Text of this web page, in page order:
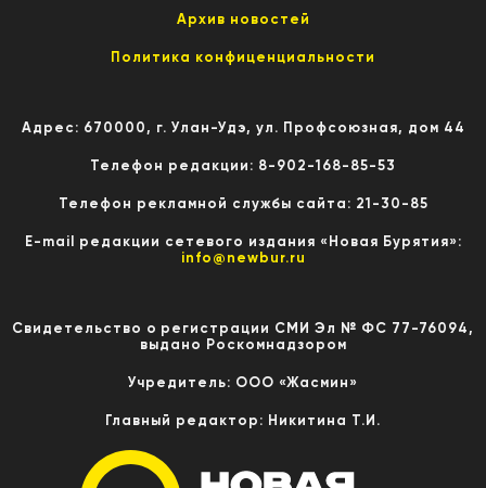
Архив новостей
Политика конфиценциальности
Адрес: 670000, г. Улан-Удэ, ул. Профсоюзная, дом 44
Телефон редакции: 8-902-168-85-53
Телефон рекламной службы сайта: 21-30-85
E-mail редакции сетевого издания «Новая Бурятия»:
info@newbur.ru
Свидетельство о регистрации СМИ Эл № ФС 77-76094,
выдано Роскомнадзором
Учредитель: ООО «Жасмин»
Главный редактор: Никитина Т.И.